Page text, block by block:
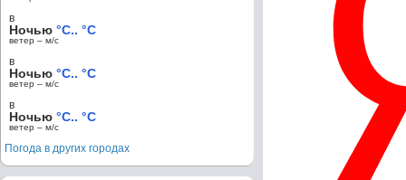
в
Ночью °C.. °C
ветер – м/c
в
Ночью °C.. °C
ветер – м/c
в
Ночью °C.. °C
ветер – м/c
Погода в других городах